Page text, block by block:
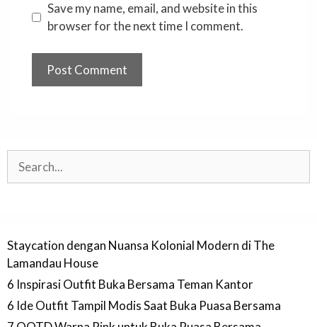
Save my name, email, and website in this
browser for the next time I comment.
Staycation dengan Nuansa Kolonial Modern di The
Lamandau House
6 Inspirasi Outfit Buka Bersama Teman Kantor
6 Ide Outfit Tampil Modis Saat Buka Puasa Bersama